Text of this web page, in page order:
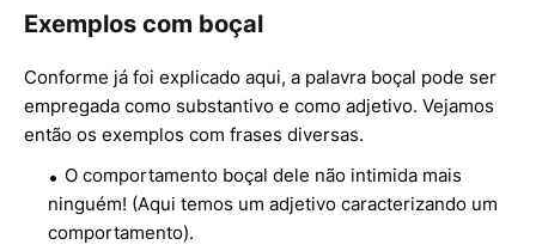
Exemplos com boçal
Conforme já foi explicado aqui, a palavra boçal pode ser
empregada como substantivo e como adjetivo. Vejamos
então os exemplos com frases diversas.
O comportamento boçal dele não intimida mais
ninguém! (Aqui temos um adjetivo caracterizando um
comportamento).